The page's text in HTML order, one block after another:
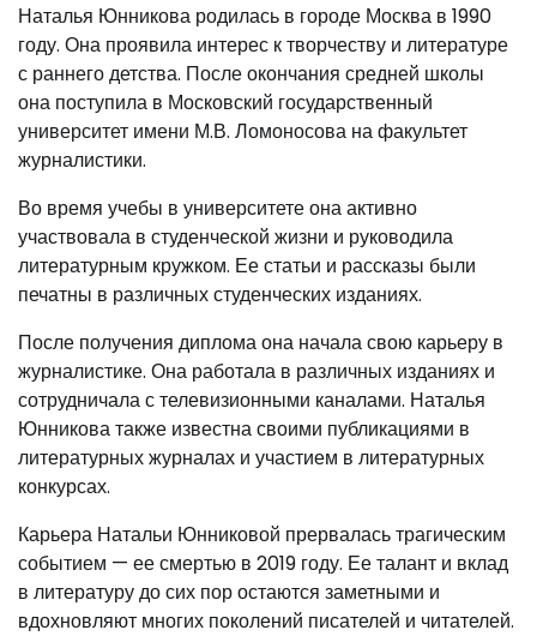
Наталья Юнникова родилась в городе Москва в 1990
году. Она проявила интерес к творчеству и литературе
с раннего детства. После окончания средней школы
она поступила в Московский государственный
университет имени М.В. Ломоносова на факультет
журналистики.
Во время учебы в университете она активно
участвовала в студенческой жизни и руководила
литературным кружком. Ее статьи и рассказы были
печатны в различных студенческих изданиях.
После получения диплома она начала свою карьеру в
журналистике. Она работала в различных изданиях и
сотрудничала с телевизионными каналами. Наталья
Юнникова также известна своими публикациями в
литературных журналах и участием в литературных
конкурсах.
Карьера Натальи Юнниковой прервалась трагическим
событием — ее смертью в 2019 году. Ее талант и вклад
в литературу до сих пор остаются заметными и
вдохновляют многих поколений писателей и читателей.